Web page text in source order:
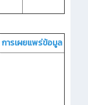
การเผยแพร่ข้อมูล